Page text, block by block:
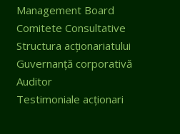
Management Board
Comitete Consultative
Structura acționariatului
Guvernanță corporativă
Auditor
Testimoniale acționari